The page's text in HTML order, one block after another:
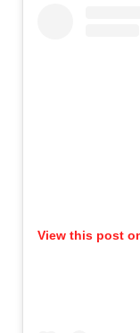
View this post